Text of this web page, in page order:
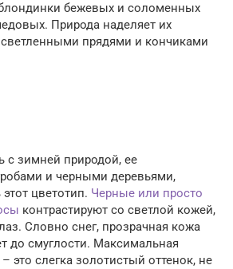
бежевых и соломенных
Природа наделяет их
прядями и кончиками
с зимней природой, ее
и черными деревьями,
цветотип. Черные или просто
контрастируют со светлой кожей,
Словно снег, прозрачная кожа
до смуглости. Максимальная
это слегка золотистый оттенок, не